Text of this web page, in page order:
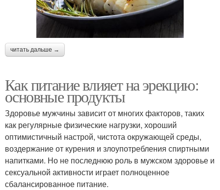
читать дальше →
Как питание влияет на эрекцию:
основные продукты
Здоровье мужчины зависит от многих факторов, таких
как регулярные физические нагрузки, хороший
оптимистичный настрой, чистота окружающей среды,
воздержание от курения и злоупотребления спиртными
напитками. Но не последнюю роль в мужском здоровье и
сексуальной активности играет полноценное
сбалансированное питание.